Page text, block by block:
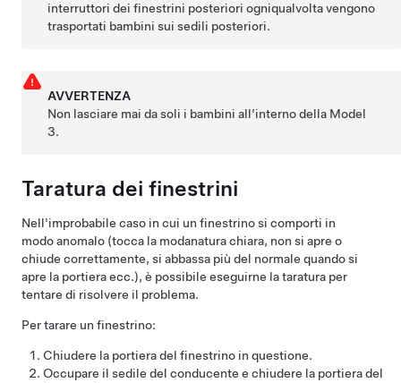
interruttori dei finestrini posteriori ogniqualvolta vengono
trasportati bambini sui sedili posteriori.
AVVERTENZA
Non lasciare mai da soli i bambini all’interno della Model
3.
Taratura dei finestrini
Nell'improbabile caso in cui un finestrino si comporti in
modo anomalo (tocca la modanatura chiara, non si apre o
chiude correttamente, si abbassa più del normale quando si
apre la portiera ecc.), è possibile eseguirne la taratura per
tentare di risolvere il problema.
Per tarare un finestrino:
Chiudere la portiera del finestrino in questione.
Occupare il sedile del conducente e chiudere la portiera del